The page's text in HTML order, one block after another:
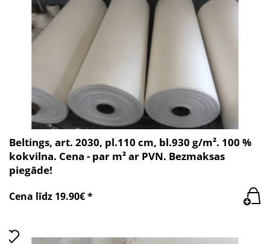
Beltings, art. 2030, pl.110 cm, bl.930 g/m². 100 %
kokvilna. Cena - par m² ar PVN. Bezmaksas
piegāde!
Cena līdz 19.90€ *